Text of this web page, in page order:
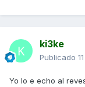
ki3ke
Publicado
Yo lo e echo al